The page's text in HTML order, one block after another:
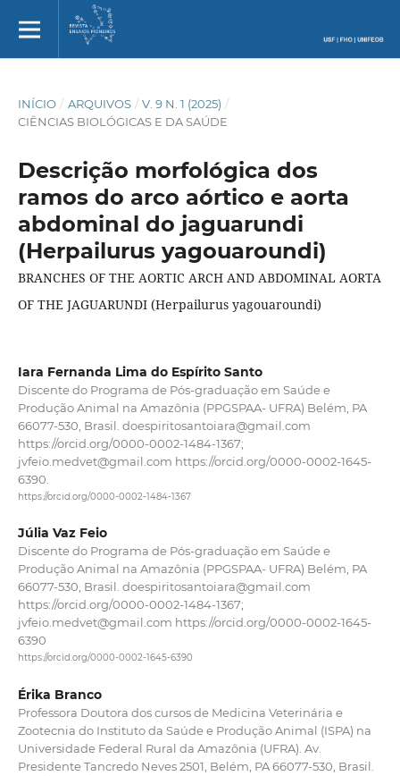
INÍCIO / ARQUIVOS / V. 9 N. 1 (2025) /
CIÊNCIAS BIOLÓGICAS E DA SAÚDE
Descrição morfológica dos
ramos do arco aórtico e aorta
abdominal do jaguarundi
(Herpailurus yagouaroundi)
BRANCHES OF THE AORTIC ARCH AND ABDOMINAL AORTA
OF THE JAGUARUNDI (Herpailurus yagouaroundi)
Iara Fernanda Lima do Espírito Santo
Discente do Programa de Pós-graduação em Saúde e
Produção Animal na Amazônia (PPGSPAA- UFRA) Belém, PA
66077-530, Brasil. doespiritosantoiara@gmail.com
https://orcid.org/0000-0002-1484-1367;
jvfeio.medvet@gmail.com https://orcid.org/0000-0002-1645-
6390.
https://orcid.org/0000-0002-1484-1367
Júlia Vaz Feio
Discente do Programa de Pós-graduação em Saúde e
Produção Animal na Amazônia (PPGSPAA- UFRA) Belém, PA
66077-530, Brasil. doespiritosantoiara@gmail.com
https://orcid.org/0000-0002-1484-1367;
jvfeio.medvet@gmail.com https://orcid.org/0000-0002-1645-
6390
https://orcid.org/0000-0002-1645-6390
Érika Branco
Professora Doutora dos cursos de Medicina Veterinária e
Zootecnia do Instituto da Saúde e Produção Animal (ISPA) na
Universidade Federal Rural da Amazônia (UFRA). Av.
Presidente Tancredo Neves 2501, Belém, PA 66077-530, Brasil.